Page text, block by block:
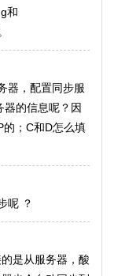
和
器，配置同步服
器的信息呢？因
的；C和D怎么填
呢 ？
是从服务器，酸